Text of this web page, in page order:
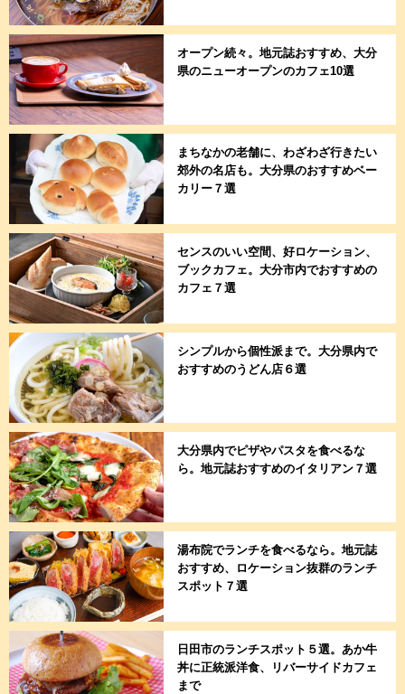
オープン続々。地元誌おすすめ、大分
県のニューオープンのカフェ10選
まちなかの老舗に、わざわざ行きたい
郊外の名店も。大分県のおすすめベー
カリー７選
センスのいい空間、好ロケーション、
ブックカフェ。大分市内でおすすめの
カフェ７選
シンプルから個性派まで。大分県内で
おすすめのうどん店６選
大分県内でピザやパスタを食べるな
ら。地元誌おすすめのイタリアン７選
湯布院でランチを食べるなら。地元誌
おすすめ、ロケーション抜群のランチ
スポット７選
日田市のランチスポット５選。あか牛
丼に正統派洋食、リバーサイドカフェ
まで